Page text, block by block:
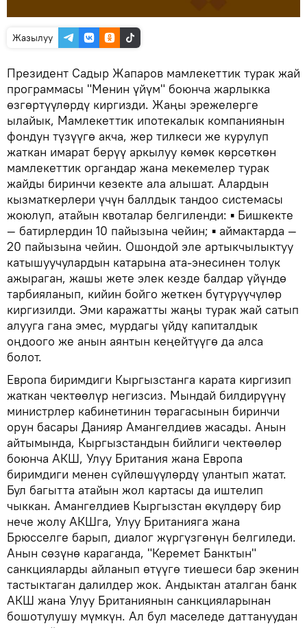
Жазылуу
Президент Садыр Жапаров мамлекеттик турак жай
программасы "Менин үйүм" боюнча жарлыкка
өзгөртүүлөрдү киргизди. Жаңы эрежелерге
ылайык, Мамлекеттик ипотекалык компаниянын
фондун түзүүгө акча, жер тилкеси же курулуп
жаткан имарат берүү аркылуу көмөк көрсөткөн
мамлекеттик органдар жана мекемелер турак
жайды биринчи кезекте ала алышат. Алардын
кызматкерлери үчүн баллдык тандоо системасы
жоюлуп, атайын квоталар белгиленди: ▪️ Бишкекте
— батирлердин 10 пайызына чейин; ▪️ аймактарда —
20 пайызына чейин. Ошондой эле артыкчылыктуу
катышуучулардын катарына ата-энесинен толук
ажыраган, жашы жете элек кезде балдар үйүндө
тарбияланып, кийин бойго жеткен бүтүрүүчүлөр
киргизилди. Эми каражатты жаңы турак жай сатып
алууга гана эмес, мурдагы үйдү капиталдык
оңдоого же анын аянтын кеңейтүүгө да алса
болот.
Европа биримдиги Кыргызстанга карата киргизип
жаткан чектөөлүр негизсиз. Мындай билдирүүнү
министрлер кабинетинин төрагасынын биринчи
орун басары Данияр Амангелдиев жасады. Анын
айтымында, Кыргызстандын бийлиги чектөөлөр
боюнча АКШ, Улуу Британия жана Европа
биримдиги менен сүйлөшүүлөрдү улантып жатат.
Бул багытта атайын жол картасы да иштелип
чыккан. Амангелдиев Кыргызстан өкүлдөрү бир
нече жолу АКШга, Улуу Британияга жана
Брюсселге барып, диалог жүргүзгөнүн белгиледи.
Анын сөзүнө караганда, "Керемет Банктын"
санкцияларды айланып өтүүгө тиешеси бар экенин
тастыктаган далилдер жок. Андыктан аталган банк
АКШ жана Улуу Британиянын санкцияларынан
бошотулушу мүмкүн. Ал бул маселеде даттануудан